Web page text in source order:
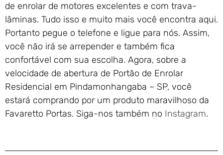
de enrolar de motores excelentes e com trava-
lâminas. Tudo isso e muito mais você encontra aqui.
Portanto pegue o telefone e ligue para nós. Assim,
você não irá se arrepender e também fica
confortável com sua escolha. Agora, sobre a
velocidade de abertura de Portão de Enrolar
Residencial em Pindamonhangaba – SP, você
estará comprando por um produto maravilhoso da
Favaretto Portas. Siga-nos também no Instagram.